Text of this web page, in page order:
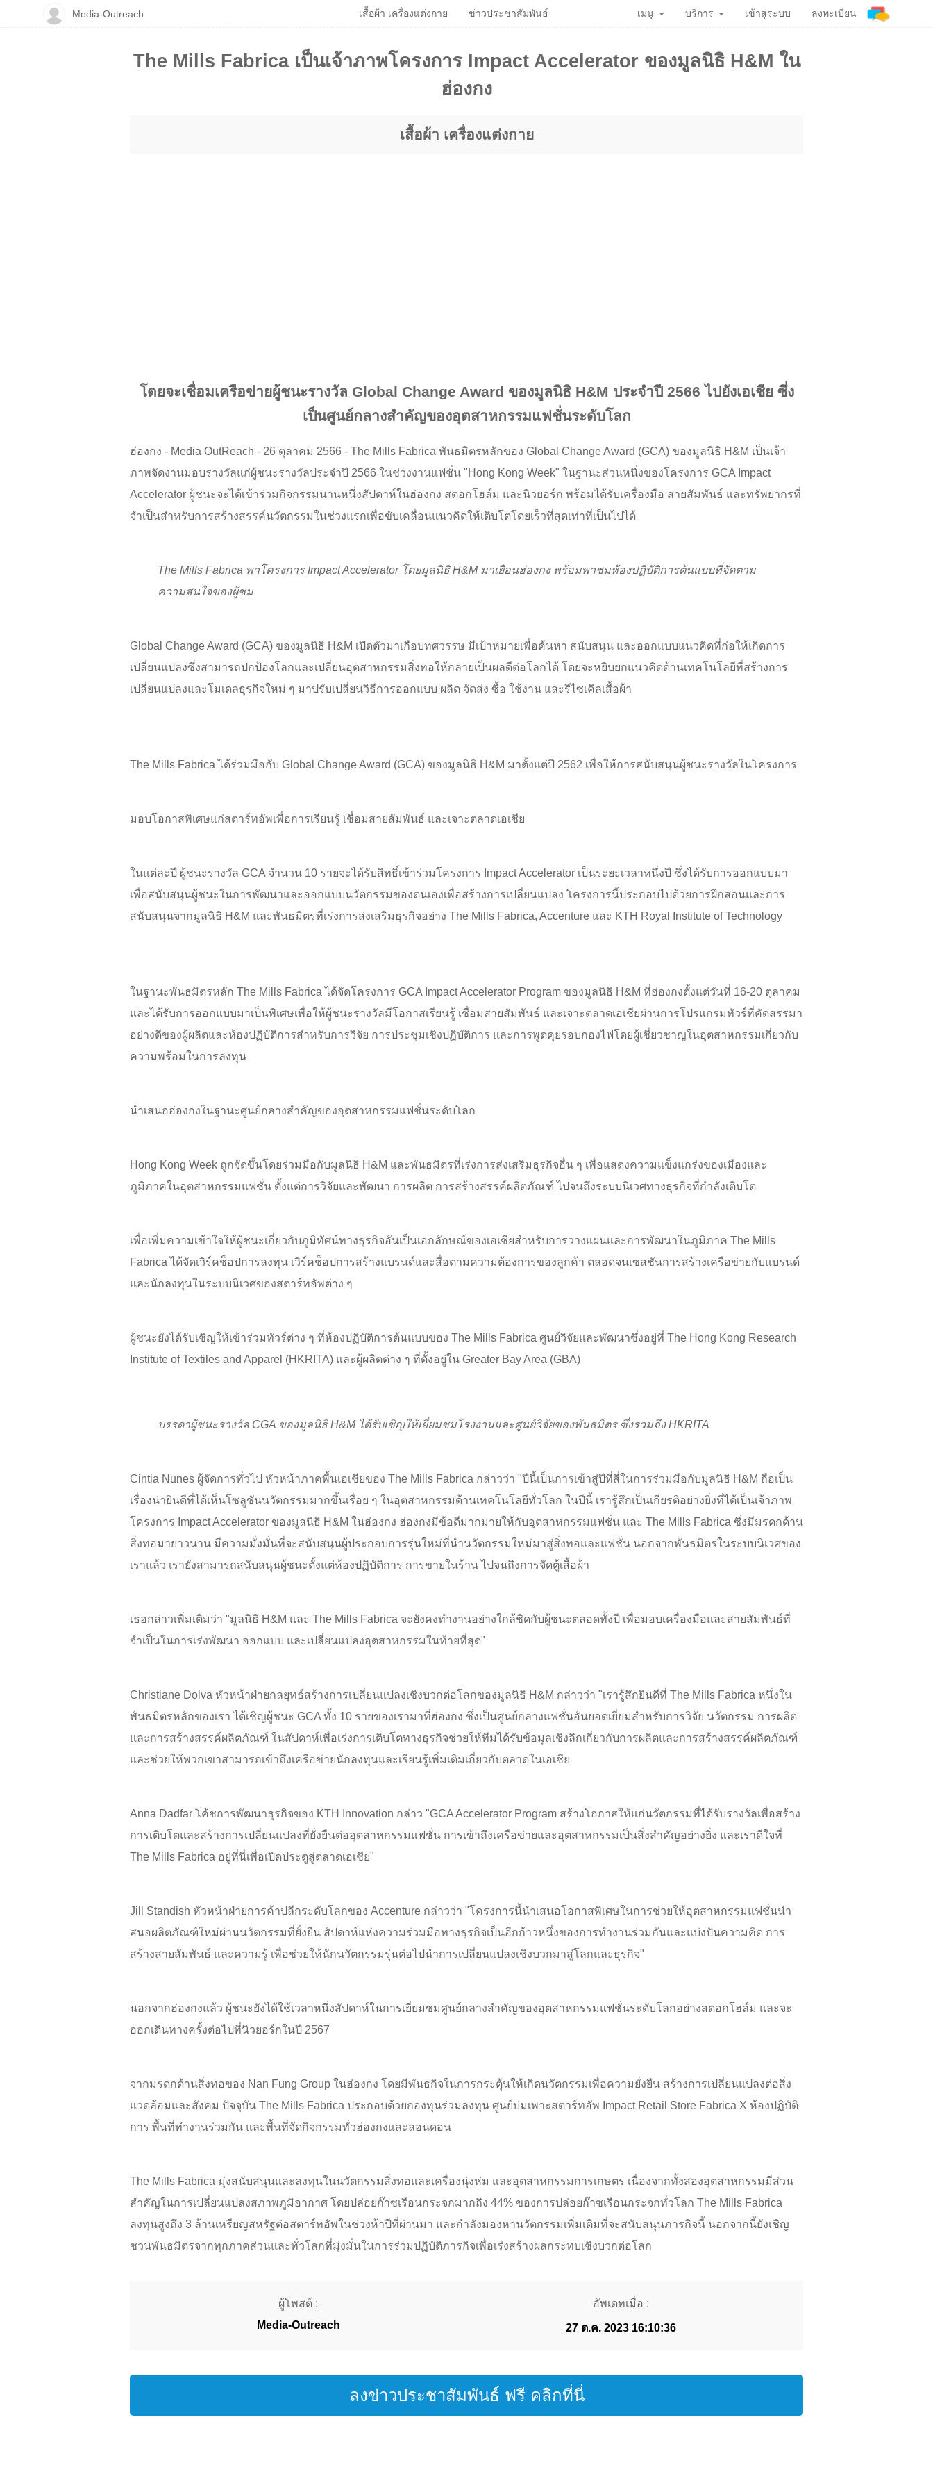
The Mills Fabrica เป็นเจ้าภาพโครงการ Impact Accelerator ของมูลนิธิ H&M ใน
ฮ่องกง
เสื้อผ้า เครื่องแต่งกาย
โดยจะเชื่อมเครือข่ายผู้ชนะรางวัล Global Change Award ของมูลนิธิ H&M ประจำปี 2566 ไปยังเอเชีย ซึ่ง
เป็นศูนย์กลางสำคัญของอุตสาหกรรมแฟชั่นระดับโลก
ฮ่องกง - Media OutReach - 26 ตุลาคม 2566 - The Mills Fabrica พันธมิตรหลักของ Global Change Award (GCA) ของมูลนิธิ H&M เป็นเจ้า
ภาพจัดงานมอบรางวัลแก่ผู้ชนะรางวัลประจำปี 2566 ในช่วงงานแฟชั่น "Hong Kong Week" ในฐานะส่วนหนึ่งของโครงการ GCA Impact
Accelerator ผู้ชนะจะได้เข้าร่วมกิจกรรมนานหนึ่งสัปดาห์ในฮ่องกง สตอกโฮล์ม และนิวยอร์ก พร้อมได้รับเครื่องมือ สายสัมพันธ์ และทรัพยากรที่
จำเป็นสำหรับการสร้างสรรค์นวัตกรรมในช่วงแรกเพื่อขับเคลื่อนแนวคิดให้เติบโตโดยเร็วที่สุดเท่าที่เป็นไปได้
The Mills Fabrica พาโครงการ Impact Accelerator โดยมูลนิธิH&M มาเยือนฮ่องกง พร้อมพาชมห้องปฏิบัติการต้นแบบที่จัดตาม
ความสนใจของผู้ชม
Global Change Award (GCA) ของมูลนิธิ H&M เปิดตัวมาเกือบทศวรรษ มีเป้าหมายเพื่อค้นหา สนับสนุน และออกแบบแนวคิดที่ก่อให้เกิดการ
เปลี่ยนแปลงซึ่งสามารถปกป้องโลกและเปลี่ยนอุตสาหกรรมสิ่งทอให้กลายเป็นผลดีต่อโลกได้ โดยจะหยิบยกแนวคิดด้านเทคโนโลยีที่สร้างการ
เปลี่ยนแปลงและโมเดลธุรกิจใหม่ ๆ มาปรับเปลี่ยนวิธีการออกแบบ ผลิต จัดส่ง ซื้อ ใช้งาน และรีไซเคิลเสื้อผ้า
The Mills Fabrica ได้ร่วมมือกับ Global Change Award (GCA) ของมูลนิธิ H&M มาตั้งแต่ปี 2562 เพื่อให้การสนับสนุนผู้ชนะรางวัลในโครงการ
มอบโอกาสพิเศษแก่สตาร์ทอัพเพื่อการเรียนรู้ เชื่อมสายสัมพันธ์ และเจาะตลาดเอเชีย
ในแต่ละปี ผู้ชนะรางวัล GCA จำนวน 10 รายจะได้รับสิทธิ์เข้าร่วมโครงการ Impact Accelerator เป็นระยะเวลาหนึ่งปี ซึ่งได้รับการออกแบบมา
เพื่อสนับสนุนผู้ชนะในการพัฒนาและออกแบบนวัตกรรมของตนเองเพื่อสร้างการเปลี่ยนแปลง โครงการนี้ประกอบไปด้วยการฝึกสอนและการ
สนับสนุนจากมูลนิธิ H&M และพันธมิตรที่เร่งการส่งเสริมธุรกิจอย่าง The Mills Fabrica, Accenture และ KTH Royal Institute of Technology
ในฐานะพันธมิตรหลัก The Mills Fabrica ได้จัดโครงการ GCA Impact Accelerator Program ของมูลนิธิ H&M ที่ฮ่องกงตั้งแต่วันที่ 16-20 ตุลาคม
และได้รับการออกแบบมาเป็นพิเศษเพื่อให้ผู้ชนะรางวัลมีโอกาสเรียนรู้ เชื่อมสายสัมพันธ์ และเจาะตลาดเอเชียผ่านการโปรแกรมทัวร์ที่คัดสรรมา
อย่างดีของผู้ผลิตและห้องปฏิบัติการสำหรับการวิจัย การประชุมเชิงปฏิบัติการ และการพูดคุยรอบกองไฟโดยผู้เชี่ยวชาญในอุตสาหกรรมเกี่ยวกับ
ความพร้อมในการลงทุน
นำเสนอฮ่องกงในฐานะศูนย์กลางสำคัญของอุตสาหกรรมแฟชั่นระดับโลก
Hong Kong Week ถูกจัดขึ้นโดยร่วมมือกับมูลนิธิ H&M และพันธมิตรที่เร่งการส่งเสริมธุรกิจอื่น ๆ เพื่อแสดงความแข็งแกร่งของเมืองและ
ภูมิภาคในอุตสาหกรรมแฟชั่น ตั้งแต่การวิจัยและพัฒนา การผลิต การสร้างสรรค์ผลิตภัณฑ์ ไปจนถึงระบบนิเวศทางธุรกิจที่กำลังเติบโต
เพื่อเพิ่มความเข้าใจให้ผู้ชนะเกี่ยวกับภูมิทัศน์ทางธุรกิจอันเป็นเอกลักษณ์ของเอเชียสำหรับการวางแผนและการพัฒนาในภูมิภาค The Mills
Fabrica ได้จัดเวิร์คช็อปการลงทุน เวิร์คช็อปการสร้างแบรนด์และสื่อตามความต้องการของลูกค้า ตลอดจนเซสชันการสร้างเครือข่ายกับแบรนด์
และนักลงทุนในระบบนิเวศของสตาร์ทอัพต่าง ๆ
ผู้ชนะยังได้รับเชิญให้เข้าร่วมทัวร์ต่าง ๆ ที่ห้องปฏิบัติการต้นแบบของ The Mills Fabrica ศูนย์วิจัยและพัฒนาซึ่งอยู่ที่ The Hong Kong Research
Institute of Textiles and Apparel (HKRITA) และผู้ผลิตต่าง ๆ ที่ตั้งอยู่ใน Greater Bay Area (GBA)
บรรดาผู้ชนะรางวัล CGA ของมูลนิธิH&M ได้รับเชิญให้เยี่ยมชมโรงงานและศูนย์วิจัยของพันธมิตร ซึ่งรวมถึงHKRITA
Cintia Nunes ผู้จัดการทั่วไป หัวหน้าภาคพื้นเอเชียของ The Mills Fabrica กล่าวว่า "ปีนี้เป็นการเข้าสู่ปีที่สี่ในการร่วมมือกับมูลนิธิ H&M ถือเป็น
เรื่องน่ายินดีที่ได้เห็นโซลูชันนวัตกรรมมากขึ้นเรื่อย ๆ ในอุตสาหกรรมด้านเทคโนโลยีทั่วโลก ในปีนี้ เรารู้สึกเป็นเกียรติอย่างยิ่งที่ได้เป็นเจ้าภาพ
โครงการ Impact Accelerator ของมูลนิธิ H&M ในฮ่องกง ฮ่องกงมีข้อดีมากมายให้กับอุตสาหกรรมแฟชั่น และ The Mills Fabrica ซึ่งมีมรดกด้าน
สิ่งทอมายาวนาน มีความมั่งมั่นที่จะสนับสนุนผู้ประกอบการรุ่นใหม่ที่นำนวัตกรรมใหม่มาสู่สิ่งทอและแฟชั่น นอกจากพันธมิตรในระบบนิเวศของ
เราแล้ว เรายังสามารถสนับสนุนผู้ชนะตั้งแต่ห้องปฏิบัติการ การขายในร้าน ไปจนถึงการจัดตู้เสื้อผ้า
เธอกล่าวเพิ่มเติมว่า "มูลนิธิ H&M และ The Mills Fabrica จะยังคงทำงานอย่างใกล้ชิดกับผู้ชนะตลอดทั้งปี เพื่อมอบเครื่องมือและสายสัมพันธ์ที่
จำเป็นในการเร่งพัฒนา ออกแบบ และเปลี่ยนแปลงอุตสาหกรรมในท้ายที่สุด"
Christiane Dolva หัวหน้าฝ่ายกลยุทธ์สร้างการเปลี่ยนแปลงเชิงบวกต่อโลกของมูลนิธิ H&M กล่าวว่า "เรารู้สึกยินดีที่ The Mills Fabrica หนึ่งใน
พันธมิตรหลักของเรา ได้เชิญผู้ชนะ GCA ทั้ง 10 รายของเรามาที่ฮ่องกง ซึ่งเป็นศูนย์กลางแฟชั่นอันยอดเยี่ยมสำหรับการวิจัย นวัตกรรม การผลิต
และการสร้างสรรค์ผลิตภัณฑ์ ในสัปดาห์เพื่อเร่งการเติบโตทางธุรกิจช่วยให้ทีมได้รับข้อมูลเชิงลึกเกี่ยวกับการผลิตและการสร้างสรรค์ผลิตภัณฑ์
และช่วยให้พวกเขาสามารถเข้าถึงเครือข่ายนักลงทุนและเรียนรู้เพิ่มเติมเกี่ยวกับตลาดในเอเชีย
Anna Dadfar โค้ชการพัฒนาธุรกิจของ KTH Innovation กล่าว "GCA Accelerator Program สร้างโอกาสให้แก่นวัตกรรมที่ได้รับรางวัลเพื่อสร้าง
การเติบโตและสร้างการเปลี่ยนแปลงที่ยั่งยืนต่ออุตสาหกรรมแฟชั่น การเข้าถึงเครือข่ายและอุตสาหกรรมเป็นสิ่งสำคัญอย่างยิ่ง และเราดีใจที่
The Mills Fabrica อยู่ที่นี่เพื่อเปิดประตูสู่ตลาดเอเชีย"
Jill Standish หัวหน้าฝ่ายการค้าปลีกระดับโลกของ Accenture กล่าวว่า "โครงการนี้นำเสนอโอกาสพิเศษในการช่วยให้อุตสาหกรรมแฟชั่นนำ
สนอผลิตภัณฑ์ใหม่ผ่านนวัตกรรมที่ยั่งยืน สัปดาห์แห่งความร่วมมือทางธุรกิจเป็นอีกก้าวหนึ่งของการทำงานร่วมกันและแบ่งปันความคิด การ
สร้างสายสัมพันธ์ และความรู้ เพื่อช่วยให้นักนวัตกรรมรุ่นต่อไปนำการเปลี่ยนแปลงเชิงบวกมาสู่โลกและธุรกิจ"
นอกจากฮ่องกงแล้ว ผู้ชนะยังได้ใช้เวลาหนึ่งสัปดาห์ในการเยี่ยมชมศูนย์กลางสำคัญของอุตสาหกรรมแฟชั่นระดับโลกอย่างสตอกโฮล์ม และจะ
ออกเดินทางครั้งต่อไปที่นิวยอร์กในปี 2567
จากมรดกด้านสิ่งทอของ Nan Fung Group ในฮ่องกง โดยมีพันธกิจในการกระตุ้นให้เกิดนวัตกรรมเพื่อความยั่งยืน สร้างการเปลี่ยนแปลงต่อสิ่ง
แวดล้อมและสังคม ปัจจุบัน The Mills Fabrica ประกอบด้วยกองทุนร่วมลงทุน ศูนย์บ่มเพาะสตาร์ทอัพ Impact Retail Store Fabrica X ห้องปฏิบัติ
การ พื้นที่ทำงานร่วมกัน และพื้นที่จัดกิจกรรมทั่วฮ่องกงและลอนดอน
The Mills Fabrica มุ่งสนับสนุนและลงทุนในนวัตกรรมสิ่งทอและเครื่องนุ่งห่ม และอุตสาหกรรมการเกษตร เนื่องจากทั้งสองอุตสาหกรรมมีส่วน
สำคัญในการเปลี่ยนแปลงสภาพภูมิอากาศ โดยปล่อยก๊าซเรือนกระจกมากถึง 44% ของการปล่อยก๊าซเรือนกระจกทั่วโลก The Mills Fabrica
ลงทุนสูงถึง 3 ล้านเหรียญสหรัฐต่อสตาร์ทอัพในช่วงห้าปีที่ผ่านมา และกำลังมองหานวัตกรรมเพิ่มเติมที่จะสนับสนุนภารกิจนี้ นอกจากนี้ยังเชิญ
ชวนพันธมิตรจากทุกภาคส่วนและทั่วโลกที่มุ่งมั่นในการร่วมปฏิบัติภารกิจเพื่อเร่งสร้างผลกระทบเชิงบวกต่อโลก
ผู้โพสต์ :
Media-Outreach
อัพเดทเมื่อ :
27 ต.ค. 2023 16:10:36
ลงข่าวประชาสัมพันธ์ ฟรี คลิกที่นี่
Media-Outreach เสื้อผ้า เครื่องแต่งกาย ข่าวประชาสัมพันธ์ เมนู บริการ เข้าสู่ระบบ ลงทะเบียน